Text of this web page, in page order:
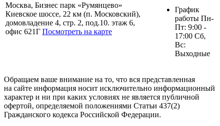
Москва, Бизнес парк «Румянцево»
Киевское шоссе, 22 км (п. Московский),
домовладение 4, стр. 2, под.10. этаж 6,
офис 621Г Посмотреть на карте
График
работы Пн-
Пт: 9:00 -
17:00 Сб,
Вс:
Выходные
Обращаем ваше внимание на то, что вся представленная
на сайте информация носит исключительно информационный
характер и ни при каких условиях не является публичной
офертой, определяемой положениями Статьи 437(2)
Гражданского кодекса Российской Федерации.